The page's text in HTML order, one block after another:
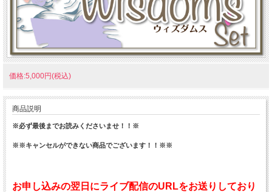
価格:5,000円(税込)
商品説明
※必ず最後までお読みくださいませ！！※
※※キャンセルができない商品でございます！！※※
お申し込みの翌日にライブ配信のURLをお送りしており